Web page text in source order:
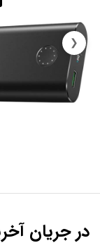
❮
در جریان